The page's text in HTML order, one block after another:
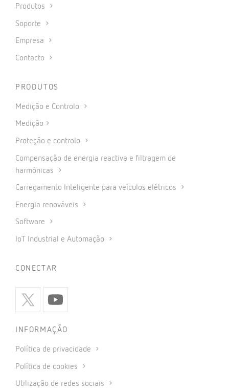
Produtos
Soporte
Empresa
Contacto
PRODUTOS
Medição e Controlo
Medição
Proteção e controlo
Compensação de energia reactiva e filtragem de
harmónicas
Carregamento Inteligente para veículos elétricos
Energia renováveis
Software
IoT Industrial e Automação
CONECTAR
INFORMAÇÃO
Política de privacidade
Política de cookies
Utilização de redes sociais